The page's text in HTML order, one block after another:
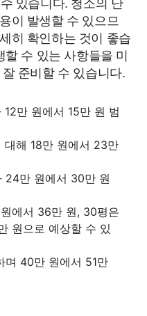
이 발생할 수 있으므
히 확인하는 것이 좋습
수 있는 사항들을 미
준비할 수 있습니다.
만 원에서 15만 원 범
대해 18만 원에서 23만
24만 원에서 30만 원
에서 36만 원, 30평은
원으로 예상할 수 있
며 40만 원에서 51만